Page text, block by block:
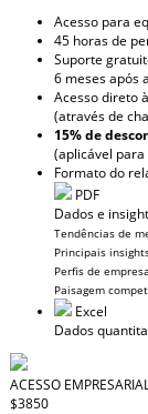
Acesso para
45 horas de
Suporte
6 meses após
Acesso direto
(através de
15% de
(aplicável
Formato do
PDF
Dados e
Tendências de
Principais
Perfis de
Paisagem
Excel
Dados
ACESSO
$3850